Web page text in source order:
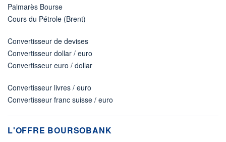
Palmarès Bourse
Cours du Pétrole (Brent)
Convertisseur de devises
Convertisseur dollar / euro
Convertisseur euro / dollar
Convertisseur livres / euro
Convertisseur franc suisse / euro
L'OFFRE BOURSOBANK